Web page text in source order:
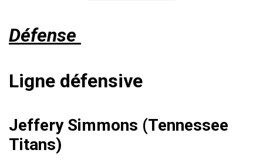
Défense
Ligne défensive
Jeffery Simmons (Tennessee
Titans)